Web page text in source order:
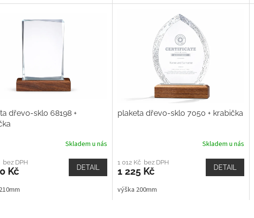
dřevo-sklo 68198 +
Skladem u nás
bez DPH
Kč DETAIL
plaketa dřevo-sklo 7050 + krabička
Skladem u nás
1 012 Kč bez DPH
1 225 Kč DETAIL
výška 200mm